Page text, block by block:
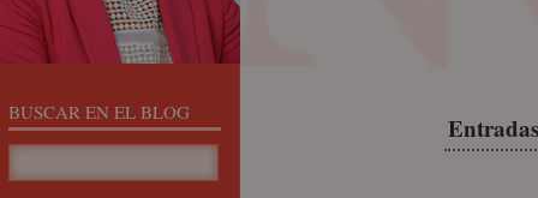
BUSCAR EN EL BLOG